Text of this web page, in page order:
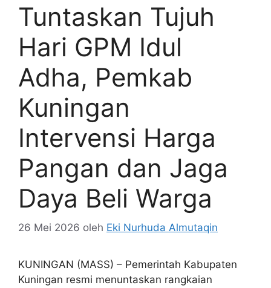
Tuntaskan Tujuh
Hari GPM Idul
Adha, Pemkab
Kuningan
Intervensi Harga
Pangan dan Jaga
Daya Beli Warga
26 Mei 2026 oleh Eki Nurhuda Almutaqin
KUNINGAN (MASS) – Pemerintah Kabupaten
Kuningan resmi menuntaskan rangkaian